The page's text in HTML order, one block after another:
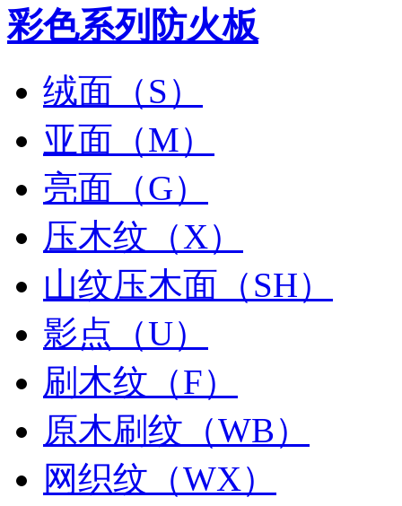
彩色系列防火板
绒面（S）
亚面（M）
亮面（G）
压木纹（X）
山纹压木面（SH）
影点（U）
刷木纹（F）
原木刷纹（WB）
网织纹（WX）